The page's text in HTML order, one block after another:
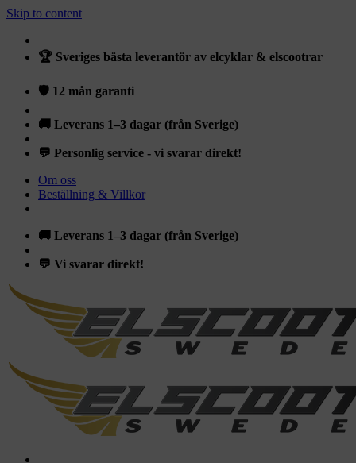
Skip to content
🏆 Sveriges bästa leverantör av elcyklar & elscootrar
🛡️ 12 mån garanti
🚚 Leverans 1–3 dagar (från Sverige)
💬 Personlig service - vi svarar direkt!
Om oss
Beställning & Villkor
🚚 Leverans 1–3 dagar (från Sverige)
💬 Vi svarar direkt!